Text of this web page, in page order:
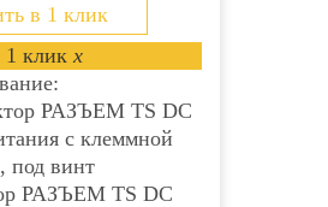
с...
в 1 клик
1 клик x
РАЗЪЕМ TS DC